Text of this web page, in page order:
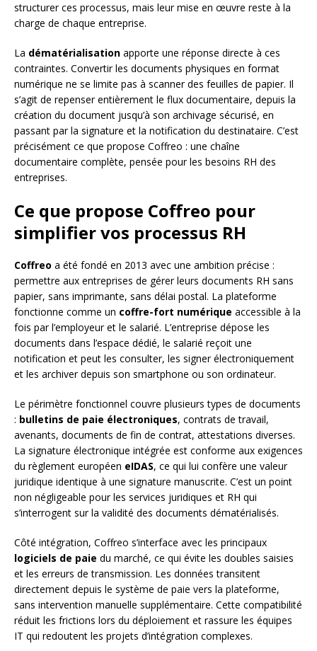
structurer ces processus, mais leur mise en œuvre reste à la
charge de chaque entreprise.
La dématérialisation apporte une réponse directe à ces
contraintes. Convertir les documents physiques en format
numérique ne se limite pas à scanner des feuilles de papier. Il
s’agit de repenser entièrement le flux documentaire, depuis la
création du document jusqu’à son archivage sécurisé, en
passant par la signature et la notification du destinataire. C’est
précisément ce que propose Coffreo : une chaîne
documentaire complète, pensée pour les besoins RH des
entreprises.
Ce que propose Coffreo pour
simplifier vos processus RH
Coffreo a été fondé en 2013 avec une ambition précise :
permettre aux entreprises de gérer leurs documents RH sans
papier, sans imprimante, sans délai postal. La plateforme
fonctionne comme un coffre-fort numérique accessible à la
fois par l’employeur et le salarié. L’entreprise dépose les
documents dans l’espace dédié, le salarié reçoit une
notification et peut les consulter, les signer électroniquement
et les archiver depuis son smartphone ou son ordinateur.
Le périmètre fonctionnel couvre plusieurs types de documents
: bulletins de paie électroniques, contrats de travail,
avenants, documents de fin de contrat, attestations diverses.
La signature électronique intégrée est conforme aux exigences
du règlement européen eIDAS, ce qui lui confère une valeur
juridique identique à une signature manuscrite. C’est un point
non négligeable pour les services juridiques et RH qui
s’interrogent sur la validité des documents dématérialisés.
Côté intégration, Coffreo s’interface avec les principaux
logiciels de paie du marché, ce qui évite les doubles saisies
et les erreurs de transmission. Les données transitent
directement depuis le système de paie vers la plateforme,
sans intervention manuelle supplémentaire. Cette compatibilité
réduit les frictions lors du déploiement et rassure les équipes
IT qui redoutent les projets d’intégration complexes.